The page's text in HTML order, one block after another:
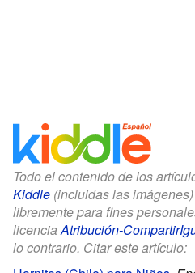
Todo el contenido de los
Kiddle (incluidas las
libremente para fines
licenciaAtribución-
lo contrario. Citar este artículo: